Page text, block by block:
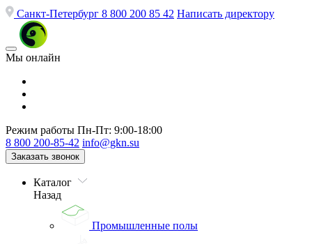
Санкт-Петербург 8 800 200 85 42 Написать директору
Мы онлайн
Режим работы Пн-Пт: 9:00-18:00
8 800 200-85-42 info@gkn.su
Заказать звонок
Каталог
Назад
Промышленные полы